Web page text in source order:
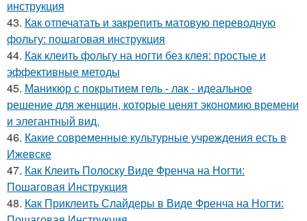
инструкция
43. Как отпечатать и закрепить матовую переводную
фольгу: пошаговая инструкция
44. Как клеить фольгу на ногти без клея: простые и
эффективные методы
45. Маникюр с покрытием гель - лак - идеальное
решение для женщин, которые ценят экономию времени
и элегантный вид.
46. Какие современные культурные учреждения есть в
Ижевске
47. Как Клеить Полоску Виде Френча на Ногти:
Пошаговая Инструкция
48. Как Приклеить Слайдеры в Виде Френча на Ногти: